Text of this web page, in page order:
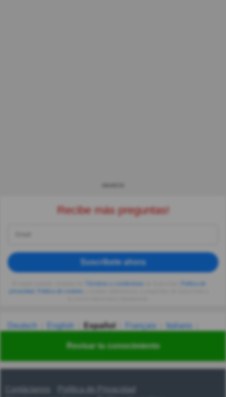
Revisar tu conocimiento
Recibe más preguntas!
Suscríbete ahora
privacidad
Deutsch English Español Français
Italiano
Українська हिन्दी 한국어 汉语
Contáctanos
Política de Privacidad